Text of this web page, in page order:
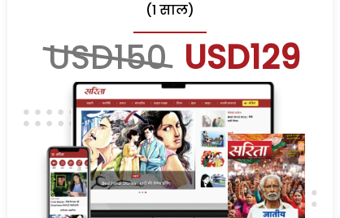
(1 साल)
USD150 USD129